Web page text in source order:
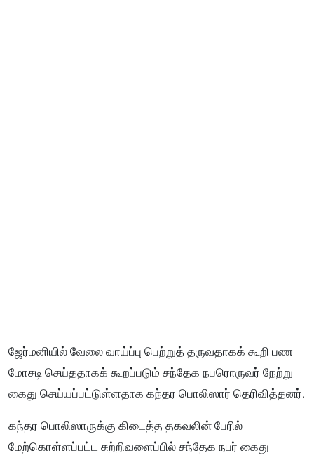
ஜேர்மனியில் வேலை வாய்ப்பு பெற்றுத் தருவதாகக் கூறி பண
மோசடி செய்ததாகக் கூறப்படும் சந்தேக நபரொருவர் நேற்று
கைது செய்யப்பட்டுள்ளதாக கந்தர பொலிஸார் தெரிவித்தனர்.
கந்தர பொலிஸாருக்கு கிடைத்த தகவலின் பேரில்
மேற்கொள்ளப்பட்ட சுற்றிவளைப்பில் சந்தேக நபர் கைது